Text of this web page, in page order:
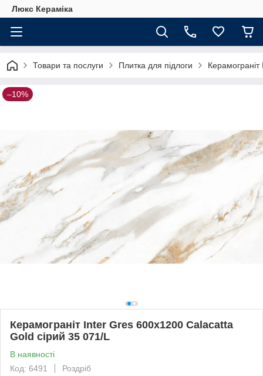
Люкс Кераміка
Товари та послуги Плитка для підлоги
–10%
Керамограніт Inter Gres 600x1200 Calacatta
Gold сірий 35 071/L
В наявності
Код: 6491
Роздріб